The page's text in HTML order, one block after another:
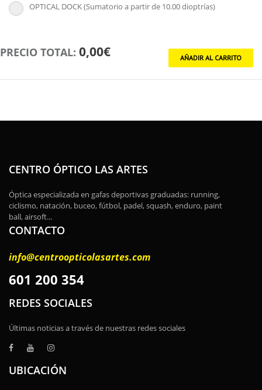
OPTICAL DOCK (Sumatorio a partir de 10.00 dioptrías)
PRECIO TOTAL: 0,00€
CENTRO ÓPTICO LAS ARTES
Óptica especializada en gafas deportivas graduadas: running,
ciclismo, natación, buceo, fútbol, padel, squash, enduro, paint
ball, airsoft...
CONTACTO
info@centroopticolasartes.com
601 200 354
REDES SOCIALES
Últimas noticias a través de nuestras redes sociales
UBICACIÓN